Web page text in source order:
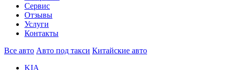
Сервис
Отзывы
Услуги
Контакты
Все авто Авто под такси Китайские авто
KIA